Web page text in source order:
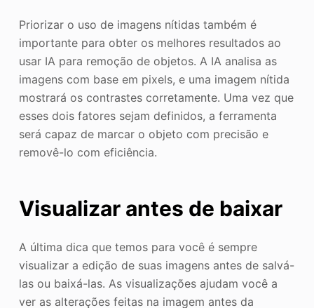
Priorizar o uso de imagens nítidas também é
importante para obter os melhores resultados ao
usar IA para remoção de objetos. A IA analisa as
imagens com base em pixels, e uma imagem nítida
mostrará os contrastes corretamente. Uma vez que
esses dois fatores sejam definidos, a ferramenta
será capaz de marcar o objeto com precisão e
removê-lo com eficiência.
Visualizar antes de baixar
A última dica que temos para você é sempre
visualizar a edição de suas imagens antes de salvá-
las ou baixá-las. As visualizações ajudam você a
ver as alterações feitas na imagem antes da